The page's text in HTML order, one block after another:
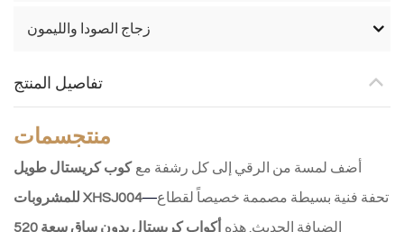
زجاج الصودا والليمون
تفاصيل المنتج
منتجسمات
أضف لمسة من الرقي إلى كل رشفة مع كوب كريستال طويل
للمشروبات XHSJ004—تحفة فنية بسيطة مصممة خصيصاً لقطاع
الضيافة الحديث. هذه أكواب كريستال بدون ساق سعة 520